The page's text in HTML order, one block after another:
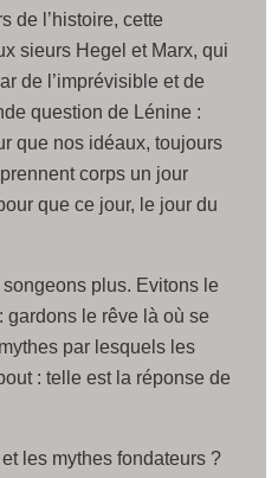
de l’histoire, cette
sieurs Hegel et Marx, qui
de l’imprévisible et de
question de Lénine :
que nos idéaux, toujours
corps un jour
que ce jour, le jour du
songeons plus. Evitons le
gardons le rêve là où se
par lesquels les
: telle est la réponse de
les mythes fondateurs ?